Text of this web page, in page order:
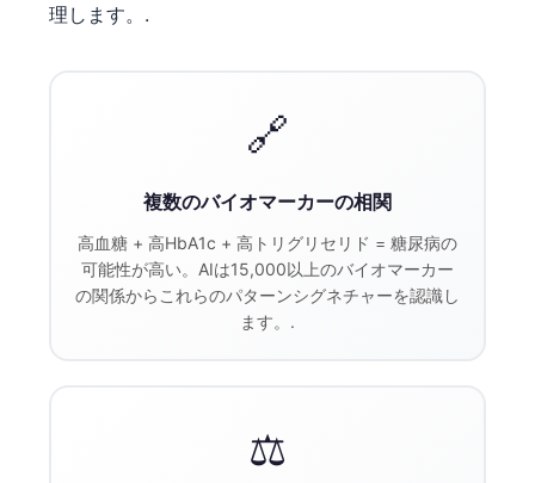
理します。.
🔗
複数のバイオマーカーの相関
高血糖 + 高HbA1c + 高トリグリセリド = 糖尿病の
可能性が高い。AIは15,000以上のバイオマーカー
の関係からこれらのパターンシグネチャーを認識し
ます。.
⚖️